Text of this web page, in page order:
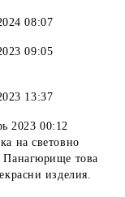
08:07
09:05
13:37
2023 00:12
на световно
Панагюрище това
изделия.